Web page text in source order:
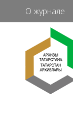
О журнале